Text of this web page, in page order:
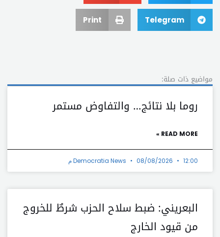
Telegram
Print
مواضيع ذات صلة:
روما بلا نتائج… والتفاوض مستمر
READ MORE »
Democratia News 08/08/2026 12:00 م
البعريني: ضبط سلاح الحزب شرطٌ للخروج
من قيود الخارج